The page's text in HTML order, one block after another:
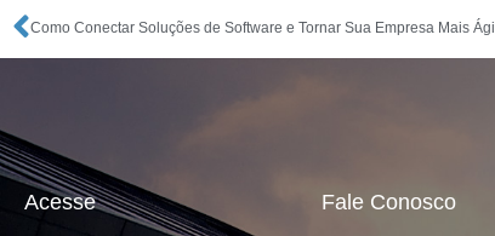
Como Conectar Soluções de Software e Tornar Sua Empresa Mais Ágil
Acesse Fale Conosco